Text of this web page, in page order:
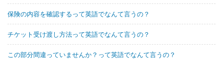
保険の内容を確認するって英語でなんて言うの？
チケット受け渡し方法って英語でなんて言うの？
この部分間違っていませんか？って英語でなんて言うの？